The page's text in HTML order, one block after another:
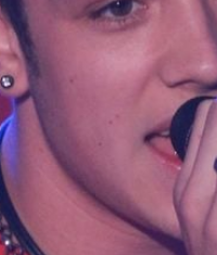
Alle
App